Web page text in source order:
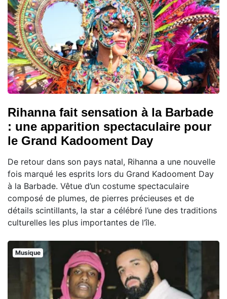
Rihanna fait sensation à la Barbade
: une apparition spectaculaire pour
le Grand Kadooment Day
De retour dans son pays natal, Rihanna a une nouvelle
fois marqué les esprits lors du Grand Kadooment Day
à la Barbade. Vêtue d’un costume spectaculaire
composé de plumes, de pierres précieuses et de
détails scintillants, la star a célébré l’une des traditions
culturelles les plus importantes de l’île.
Musique